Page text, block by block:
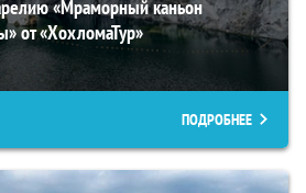
«Мраморный каньон
от «ХохломаТур»
ПОДРОБНЕЕ